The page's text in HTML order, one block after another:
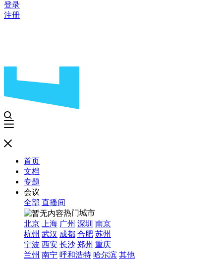
登录
注册
首页
文档
专题
会议
全部 直播间
热门城市
北京
上海 广州 深圳 南京
杭州 武汉 成都 合肥 苏州
宁波 西安 长沙 郑州 重庆
兰州 南宁 呼和浩特 哈尔滨 其他